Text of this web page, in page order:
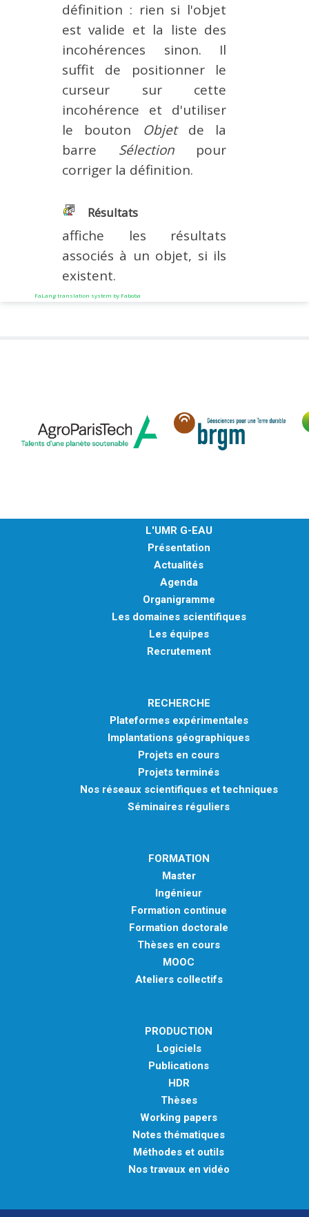
définition : rien si l'objet
est valide et la liste des
incohérences sinon. Il
suffit de positionner le
curseur sur cette
incohérence et d'utiliser
le bouton Objetde la
barre Sélectionpour
corriger la définition.
Résultats
affiche les résultats
associés à un objet, si ils
existent.
FaLang translation system by Faboba
L'UMR G-EAU
Présentation
Actualités
Agenda
Organigramme
Les domaines scientifiques
Les équipes
Recrutement
RECHERCHE
Plateformes expérimentales
Implantations géographiques
Projets en cours
Projets terminés
Nos réseaux scientifiques et techniques
Séminaires réguliers
FORMATION
Master
Ingénieur
Formation continue
Formation doctorale
Thèses en cours
MOOC
Ateliers collectifs
PRODUCTION
Logiciels
Publications
HDR
Thèses
Working papers
Notes thématiques
Méthodes et outils
Nos travaux en vidéo